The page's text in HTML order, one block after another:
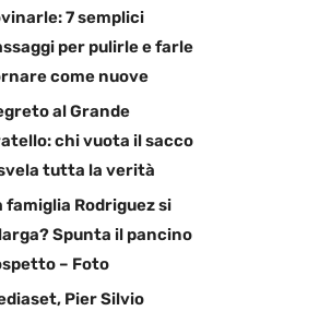
7 semplici
per pulirle e farle
come nuove
al Grande
chi vuota il sacco
tutta la verità
famiglia Rodriguez si
Spunta il pancino
– Foto
Pier Silvio